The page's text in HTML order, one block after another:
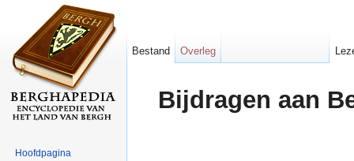
Bijdragen aan
Bestand Overleg
Hoofdpagina